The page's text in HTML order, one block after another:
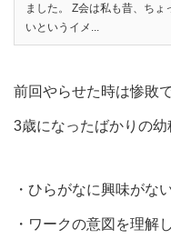
ました。 Z会は私も昔、ち
いというイメ...
前回やらせた時は惨敗で
3歳になったばかりの幼
・ひらがなに興味がな
・ワークの意図を理解